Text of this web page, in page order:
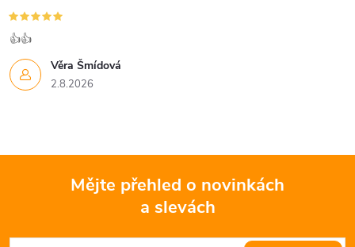
Věra Šmídová
2.8.2026
👍👍
Mějte přehled o novinkách
a slevách